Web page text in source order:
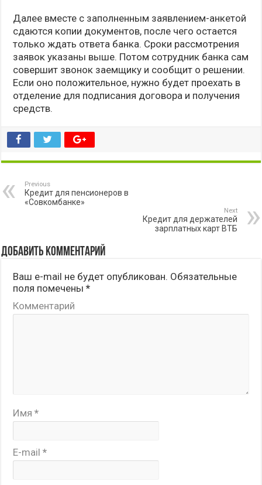
Далее вместе с заполненным заявлением-анкетой
сдаются копии документов, после чего остается
только ждать ответа банка. Сроки рассмотрения
заявок указаны выше. Потом сотрудник банка сам
совершит звонок заемщику и сообщит о решении.
Если оно положительное, нужно будет проехать в
отделение для подписания договора и получения
средств.
Previous
Кредит для пенсионеров в
«Совкомбанке»
Next
Кредит для держателей
зарплатных карт ВТБ
Добавить комментарий
Ваш e-mail не будет опубликован. Обязательные
поля помечены*
Комментарий
Имя*
E-mail*